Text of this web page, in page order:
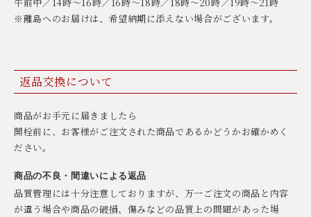
午前中／14時〜16時／16時〜18時／18時〜20時／19時〜21時
※離島へのお届けは、希望納期に添えない場合がございます。
返品交換について
商品がお手元に届きましたら
開栓前に、お客様がご注文された商品であるかどうかお確かめく
ださい。
商品の不良・間違いによる返品
品質管理には十分注意しておりますが、万一ご注文の商品と内容
が違う場合や商品の破損、傷みなどの品質上の問題があった場